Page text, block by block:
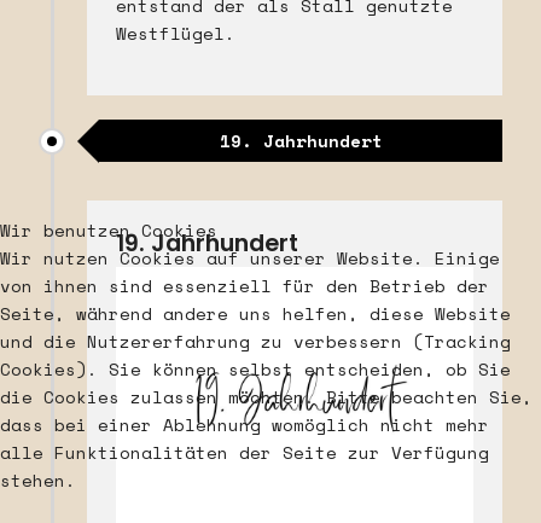
entstand der als Stall genutzte
Westflügel.
19. Jahrhundert
19. Jahrhundert
Wir benutzen Cookies
Wir nutzen Cookies auf unserer Website. Einige
von ihnen sind essenziell für den Betrieb der
Seite, während andere uns helfen, diese Website
und die Nutzererfahrung zu verbessern (Tracking
Cookies). Sie können selbst entscheiden, ob Sie
die Cookies zulassen möchten. Bitte beachten Sie,
dass bei einer Ablehnung womöglich nicht mehr
alle Funktionalitäten der Seite zur Verfügung
stehen.